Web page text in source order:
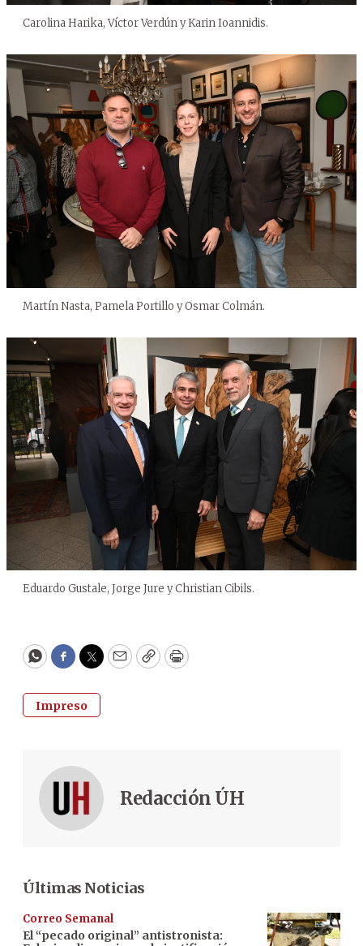
Carolina Harika, Víctor Verdún y Karin Ioannidis.
Martín Nasta, Pamela Portillo y Osmar Colmán.
Eduardo Gustale, Jorge Jure y Christian Cibils.
WhatsApp
Facebook
Twitter
EmailCopyPrint
Impreso
Redacción ÚH
Últimas Noticias
Correo Semanal
El “pecado original” antistronista: